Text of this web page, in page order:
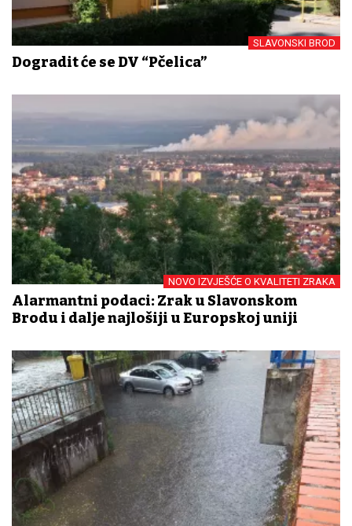
SLAVONSKI BROD
Dogradit će se DV “Pčelica”
NOVO IZVJEŠĆE O KVALITETI ZRAKA
Alarmantni podaci: Zrak u Slavonskom
Brodu i dalje najlošiji u Europskoj uniji